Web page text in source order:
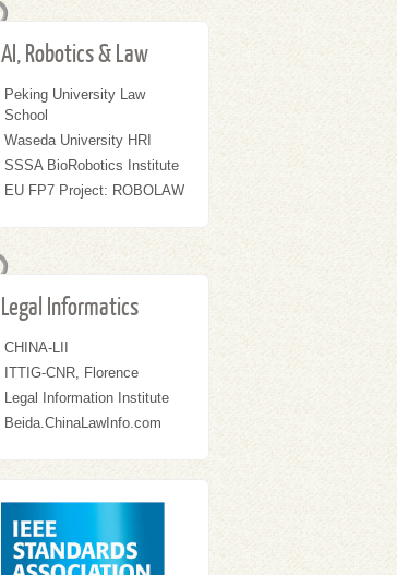
AI, Robotics & Law
Peking University Law
School
Waseda University HRI
SSSA BioRobotics Institute
EU FP7 Project: ROBOLAW
Legal Informatics
CHINA-LII
ITTIG-CNR, Florence
Legal Information Institute
Beida.ChinaLawInfo.com